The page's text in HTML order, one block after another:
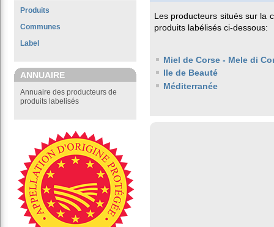
Produits
Communes
Label
ANNUAIRE
Annuaire des producteurs de
produits labelisés
Les producteurs situés sur la
produits labélisés ci-dessous:
Miel de Corse - Mele di
Ile de Beauté
Méditerranée